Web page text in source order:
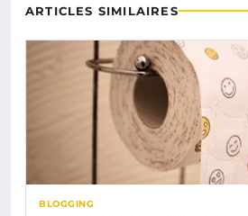
ARTICLES SIMILAIRES
BLOGGING